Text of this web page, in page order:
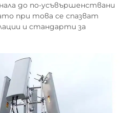
до по-усъвършенствани
при това се спазват
и стандарти за